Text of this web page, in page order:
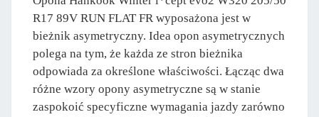
R17 89V RUN FLAT FR wyposażona jest w
bieżnik asymetryczny. Idea opon asymetrycznych
polega na tym, że każda ze stron bieżnika
odpowiada za określone właściwości. Łącząc dwa
różne wzory opony asymetryczne są w stanie
zaspokoić specyficzne wymagania jazdy zarówno